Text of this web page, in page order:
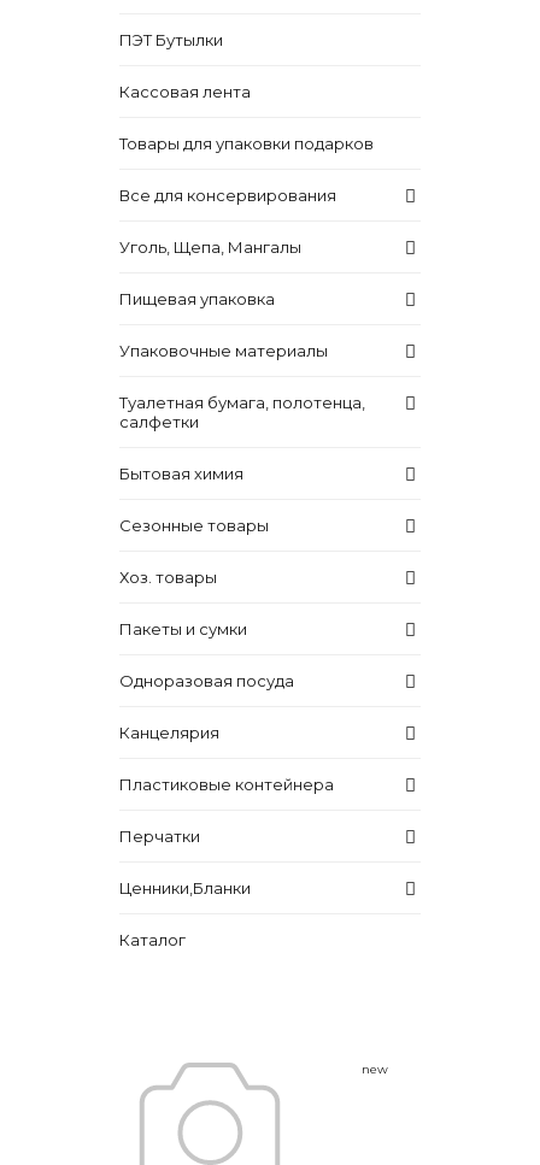
ПЭТ Бутылки
Кассовая лента
Товары для упаковки подарков
Все для консервирования
Уголь, Щепа, Мангалы
Пищевая упаковка
Упаковочные материалы
Туалетная бумага, полотенца,
салфетки
Бытовая химия
Сезонные товары
Хоз. товары
Пакеты и сумки
Одноразовая посуда
Канцелярия
Пластиковые контейнера
Перчатки
Ценники,Бланки
Каталог
new